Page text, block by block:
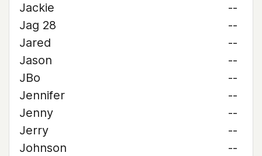
Jackie
--
Jag 28
--
Jared
--
Jason
--
JBo
--
Jennifer
--
Jenny
--
Jerry
--
Johnson
--